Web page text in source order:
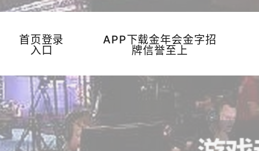
首页登录
入口
APP下载金年会金字招
牌信誉至上